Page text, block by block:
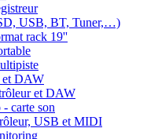
USB, BT, Tuner,…)
rack 19''
et DAW
et DAW
carte son
USB et MIDI